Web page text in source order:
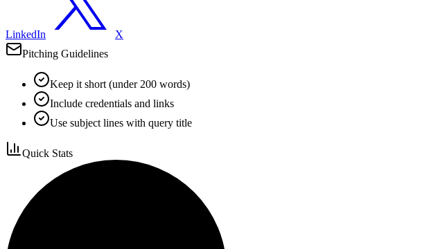
LinkedIn
X
Pitching Guidelines
Keep it short (under 200 words)
Include credentials and links
Use subject lines with query title
Quick Stats